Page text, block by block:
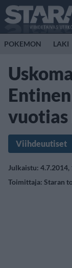
POKEMON LAKI
vuotias
Viihdeuutiset
Julkaistu: 4.7.2014,
Toimittaja: Staran